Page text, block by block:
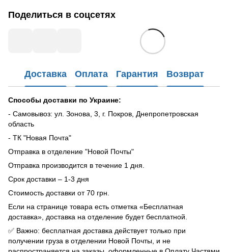
Поделиться в соцсетях
Доставка Оплата Гарантия Возврат
Способы доставки по Украине:
- Самовывоз: ул. Зонова, 3, г. Покров, Днепропетровская
область
- ТК "Новая Почта"
Отправка в отделение "Новой Почты"
Отправка производится в течение 1 дня.
Срок доставки – 1-3 дня
Стоимость доставки от 70 грн.
Если на странице товара есть отметка «Бесплатная
доставка», доставка на отделение будет бесплатной.
✅ Важно: бесплатная доставка действует только при
получении груза в отделении Новой Почты, и не